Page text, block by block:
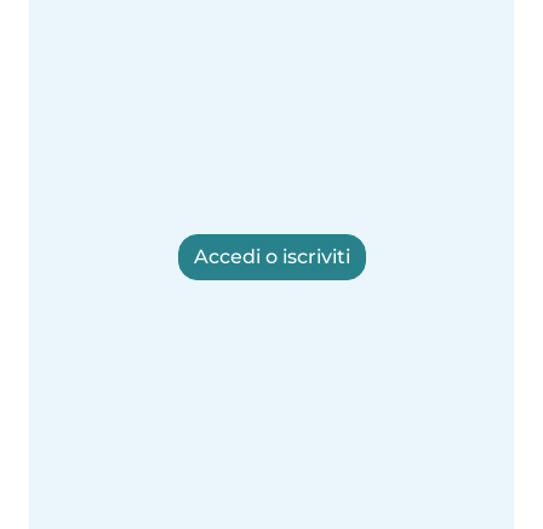
Accedi o iscriviti